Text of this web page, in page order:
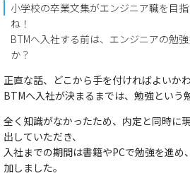
小学校の卒業文集がエンジニア職を目
ね！
BTMへ入社する前は、エンジニアの勉
か？
正直な話、どこから手を付ければよいかわ
BTMへ入社が決まるまでは、勉強という
全く知識がなかったため、内定と同時に
出していただき、
入社までの期間は書籍やPCで勉強を進
加しました。